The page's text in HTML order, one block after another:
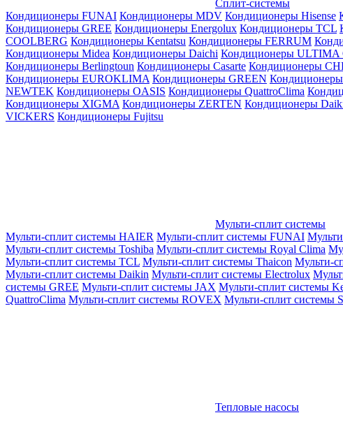
Сплит-системы
Кондиционеры FUNAI Кондиционеры MDV Кондиционеры Hisense
Кондиционеры GREE Кондиционеры Energolux Кондиционеры TCL
СOOLBERG Кондиционеры Kentatsu Кондиционеры FERRUM
Кондиционеры Midea Кондиционеры Daichi Кондиционеры ULTIMA
Кондиционеры Berlingtoun Кондиционеры Casarte Кондиционеры
Кондиционеры EUROKLIMA Кондиционеры GREEN
NEWTEK Кондиционеры OASIS Кондиционеры QuattroClima
Кондиционеры XIGMA Кондиционеры ZERTEN Кондиционеры
VICKERS Кондиционеры Fujitsu
Мульти-сплит системы
Мульти-сплит системы HAIER Мульти-сплит системы FUNAI
Мульти-сплит системы Toshiba Мульти-сплит системы Royal Clima
Мульти-сплит системы TCL Мульти-сплит системы Thaicon Мульти-
Мульти-сплит системы Daikin Мульти-сплит системы Electrolux
системы GREE Мульти-сплит системы JAX Мульти-сплит системы
QuattroClima Мульти-сплит системы ROVEX Мульти-сплит системы
Тепловые насосы